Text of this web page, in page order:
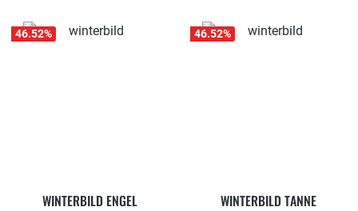
46.52%
WINTERBILD ENGEL
46.52%
WINTERBILD TANNE